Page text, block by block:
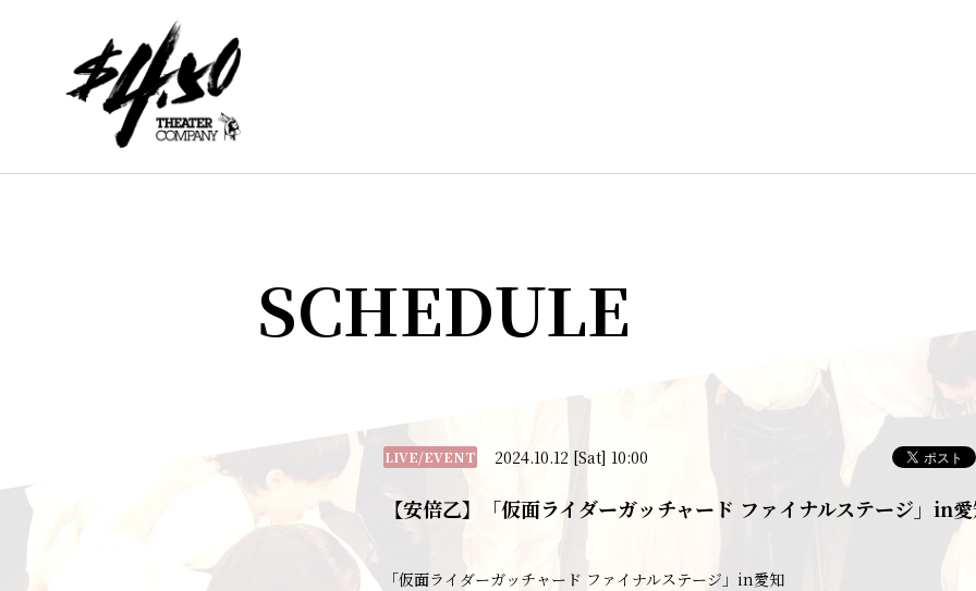
SCHEDULE
2024.10.12 [Sat] 10:00
LIVE/EVENT
【安倍乙】「仮面ライダーガッチャード ファイナルステージ」in
「仮面ライダーガッチャード ファイナルステージ」in愛知